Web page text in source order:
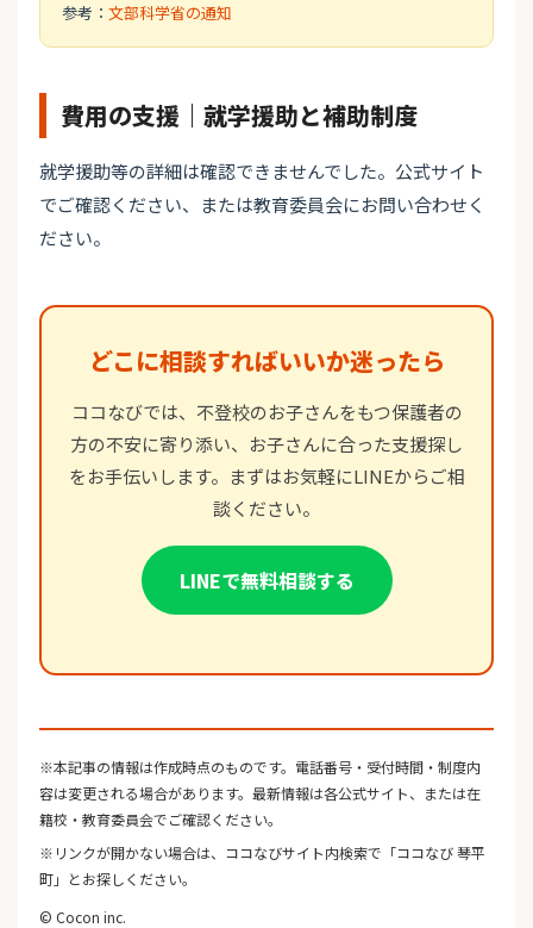
参考： 文部科学省の通知
費用の支援｜就学援助と補助制度
就学援助等の詳細は確認できませんでした。公式サイト
でご確認ください、または教育委員会にお問い合わせく
ださい。
どこに相談すればいいか迷ったら
ココなびでは、不登校のお子さんをもつ保護者の
方の不安に寄り添い、お子さんに合った支援探し
をお手伝いします。まずはお気軽にLINEからご相
談ください。
LINEで無料相談する
※本記事の情報は作成時点のものです。電話番号・受付時間・制度内
容は変更される場合があります。最新情報は各公式サイト、または在
籍校・教育委員会でご確認ください。
※リンクが開かない場合は、ココなびサイト内検索で「ココなび 琴平
町」とお探しください。
© Cocon inc.